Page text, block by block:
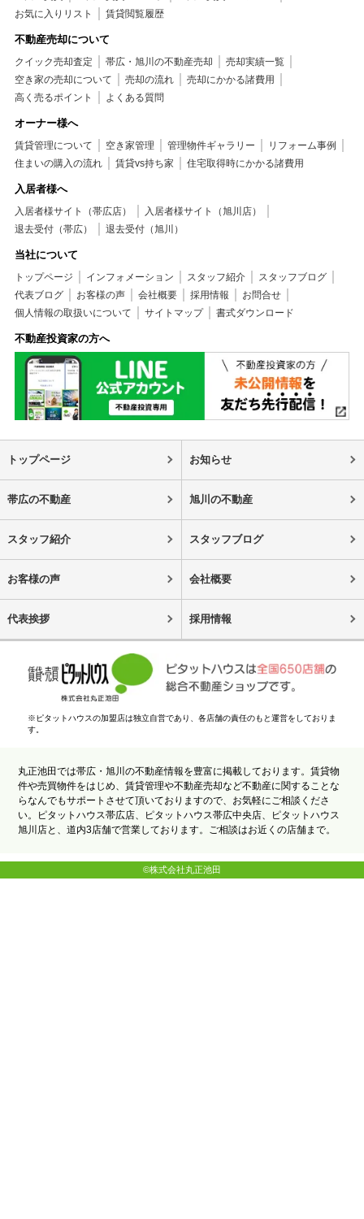
お気に入りリスト
賃貸閲覧履歴
不動産売却について
クイック売却査定 帯広・旭川の不動産売却
売却実績一覧
空き家の売却について
売却の流れ
売却にかかる諸費用
高く売るポイント
よくある質問
オーナー様へ
賃貸管理について 空き家管理 管理物件ギャラリー
リフォーム事例
住まいの購入の流れ
賃貸vs持ち家 住宅取得時にかかる諸費用
入居者様へ
入居者様サイト（帯広店）
入居者様サイト（旭川店）
退去受付（帯広）
退去受付（旭川）
当社について
トップページ インフォメーション スタッフ紹介
スタッフブログ
代表ブログ
お客様の声 会社概要 採用情報
お問合せ
個人情報の取扱いについて
サイトマップ 書式ダウンロード
不動産投資家の方へ
トップページ お知らせ
帯広の不動産 旭川の不動産
スタッフ紹介 スタッフブログ
お客様の声 会社概要
代表挨拶 採用情報
※ピタットハウスの加盟店は独立自営であり、各店舗の責任のもと運営をしておりま
す。
丸正池田では帯広・旭川の不動産情報を豊富に掲載しております。賃貸物
件や売買物件をはじめ、賃貸管理や不動産売却など不動産に関することな
らなんでもサポートさせて頂いておりますので、お気軽にご相談くださ
い。ピタットハウス帯広店、ピタットハウス帯広中央店、ピタットハウス
旭川店と、道内3店舗で営業しております。ご相談はお近くの店舗まで。
©株式会社丸正池田